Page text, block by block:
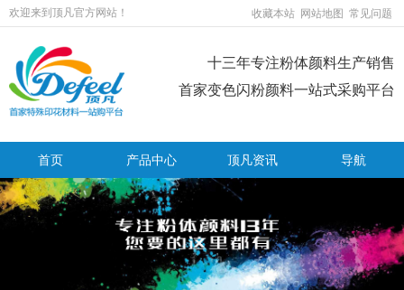
欢迎来到顶凡官方网站！ 收藏本站 网站地图 常见问题
十三年专注粉体颜料生产销售
首家变色闪粉颜料一站式采购平台
首页 产品中心 顶凡资讯 导航